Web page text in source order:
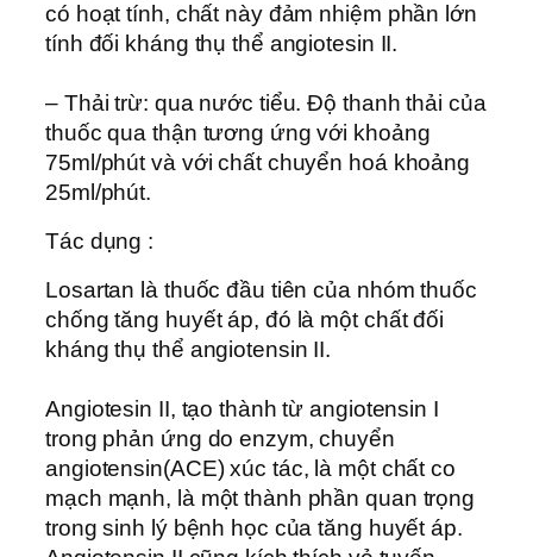
có hoạt tính, chất này đảm nhiệm phần lớn
tính đối kháng thụ thể angiotesin II.
– Thải trừ: qua nước tiểu. Độ thanh thải của
thuốc qua thận tương ứng với khoảng
75ml/phút và với chất chuyển hoá khoảng
25ml/phút.
Tác dụng :
Losartan là thuốc đầu tiên của nhóm thuốc
chống tăng huyết áp, đó là một chất đối
kháng thụ thể angiotensin II.
Angiotesin II, tạo thành từ angiotensin I
trong phản ứng do enzym, chuyển
angiotensin(ACE) xúc tác, là một chất co
mạch mạnh, là một thành phần quan trọng
trong sinh lý bệnh học của tăng huyết áp.